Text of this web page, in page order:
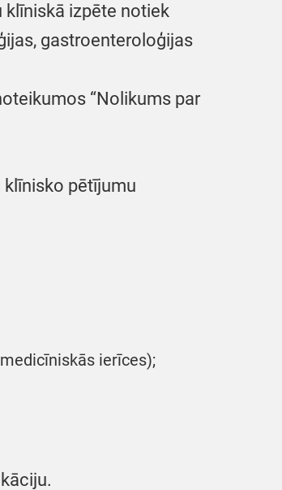
klīniskā izpēte notiek
gastroenteroloģijas
“Nolikums par
klīnisko pētījumu
ierīces);